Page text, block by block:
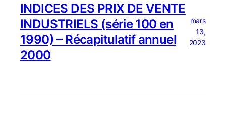
INDICES DES PRIX DE VENTE
INDUSTRIELS (série 100 en
1990) – Récapitulatif annuel
2000
mars
13,
2023